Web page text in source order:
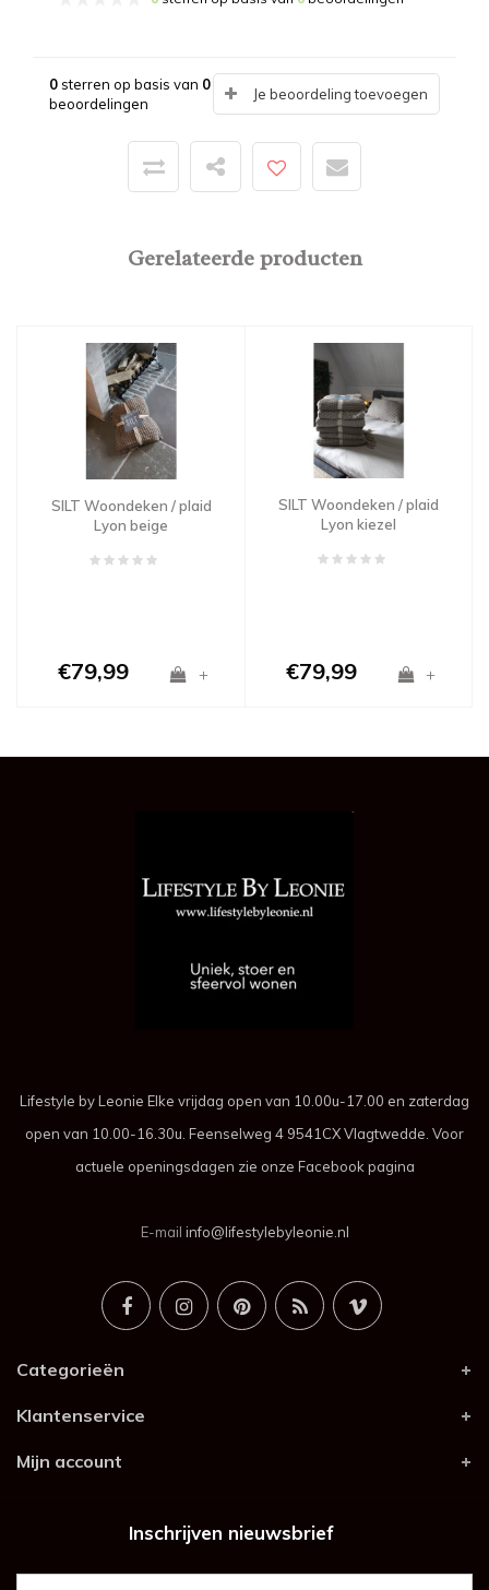
0sterren op basis van 0
beoordelingen
Je beoordeling toevoegen
Gerelateerde producten
SILT Woondeken / plaid
Lyon beige
€79,99 +
SILT Woondeken / plaid
Lyon kiezel
€79,99 +
Lifestyle by Leonie Elke vrijdag open van 10.00u-17.00 en zaterdag
open van 10.00-16.30u. Feenselweg 4 9541CX Vlagtwedde. Voor
actuele openingsdagen zie onze Facebook pagina
E-mail info@lifestylebyleonie.nl
Categorieën
Klantenservice
Mijn account
Inschrijven nieuwsbrief